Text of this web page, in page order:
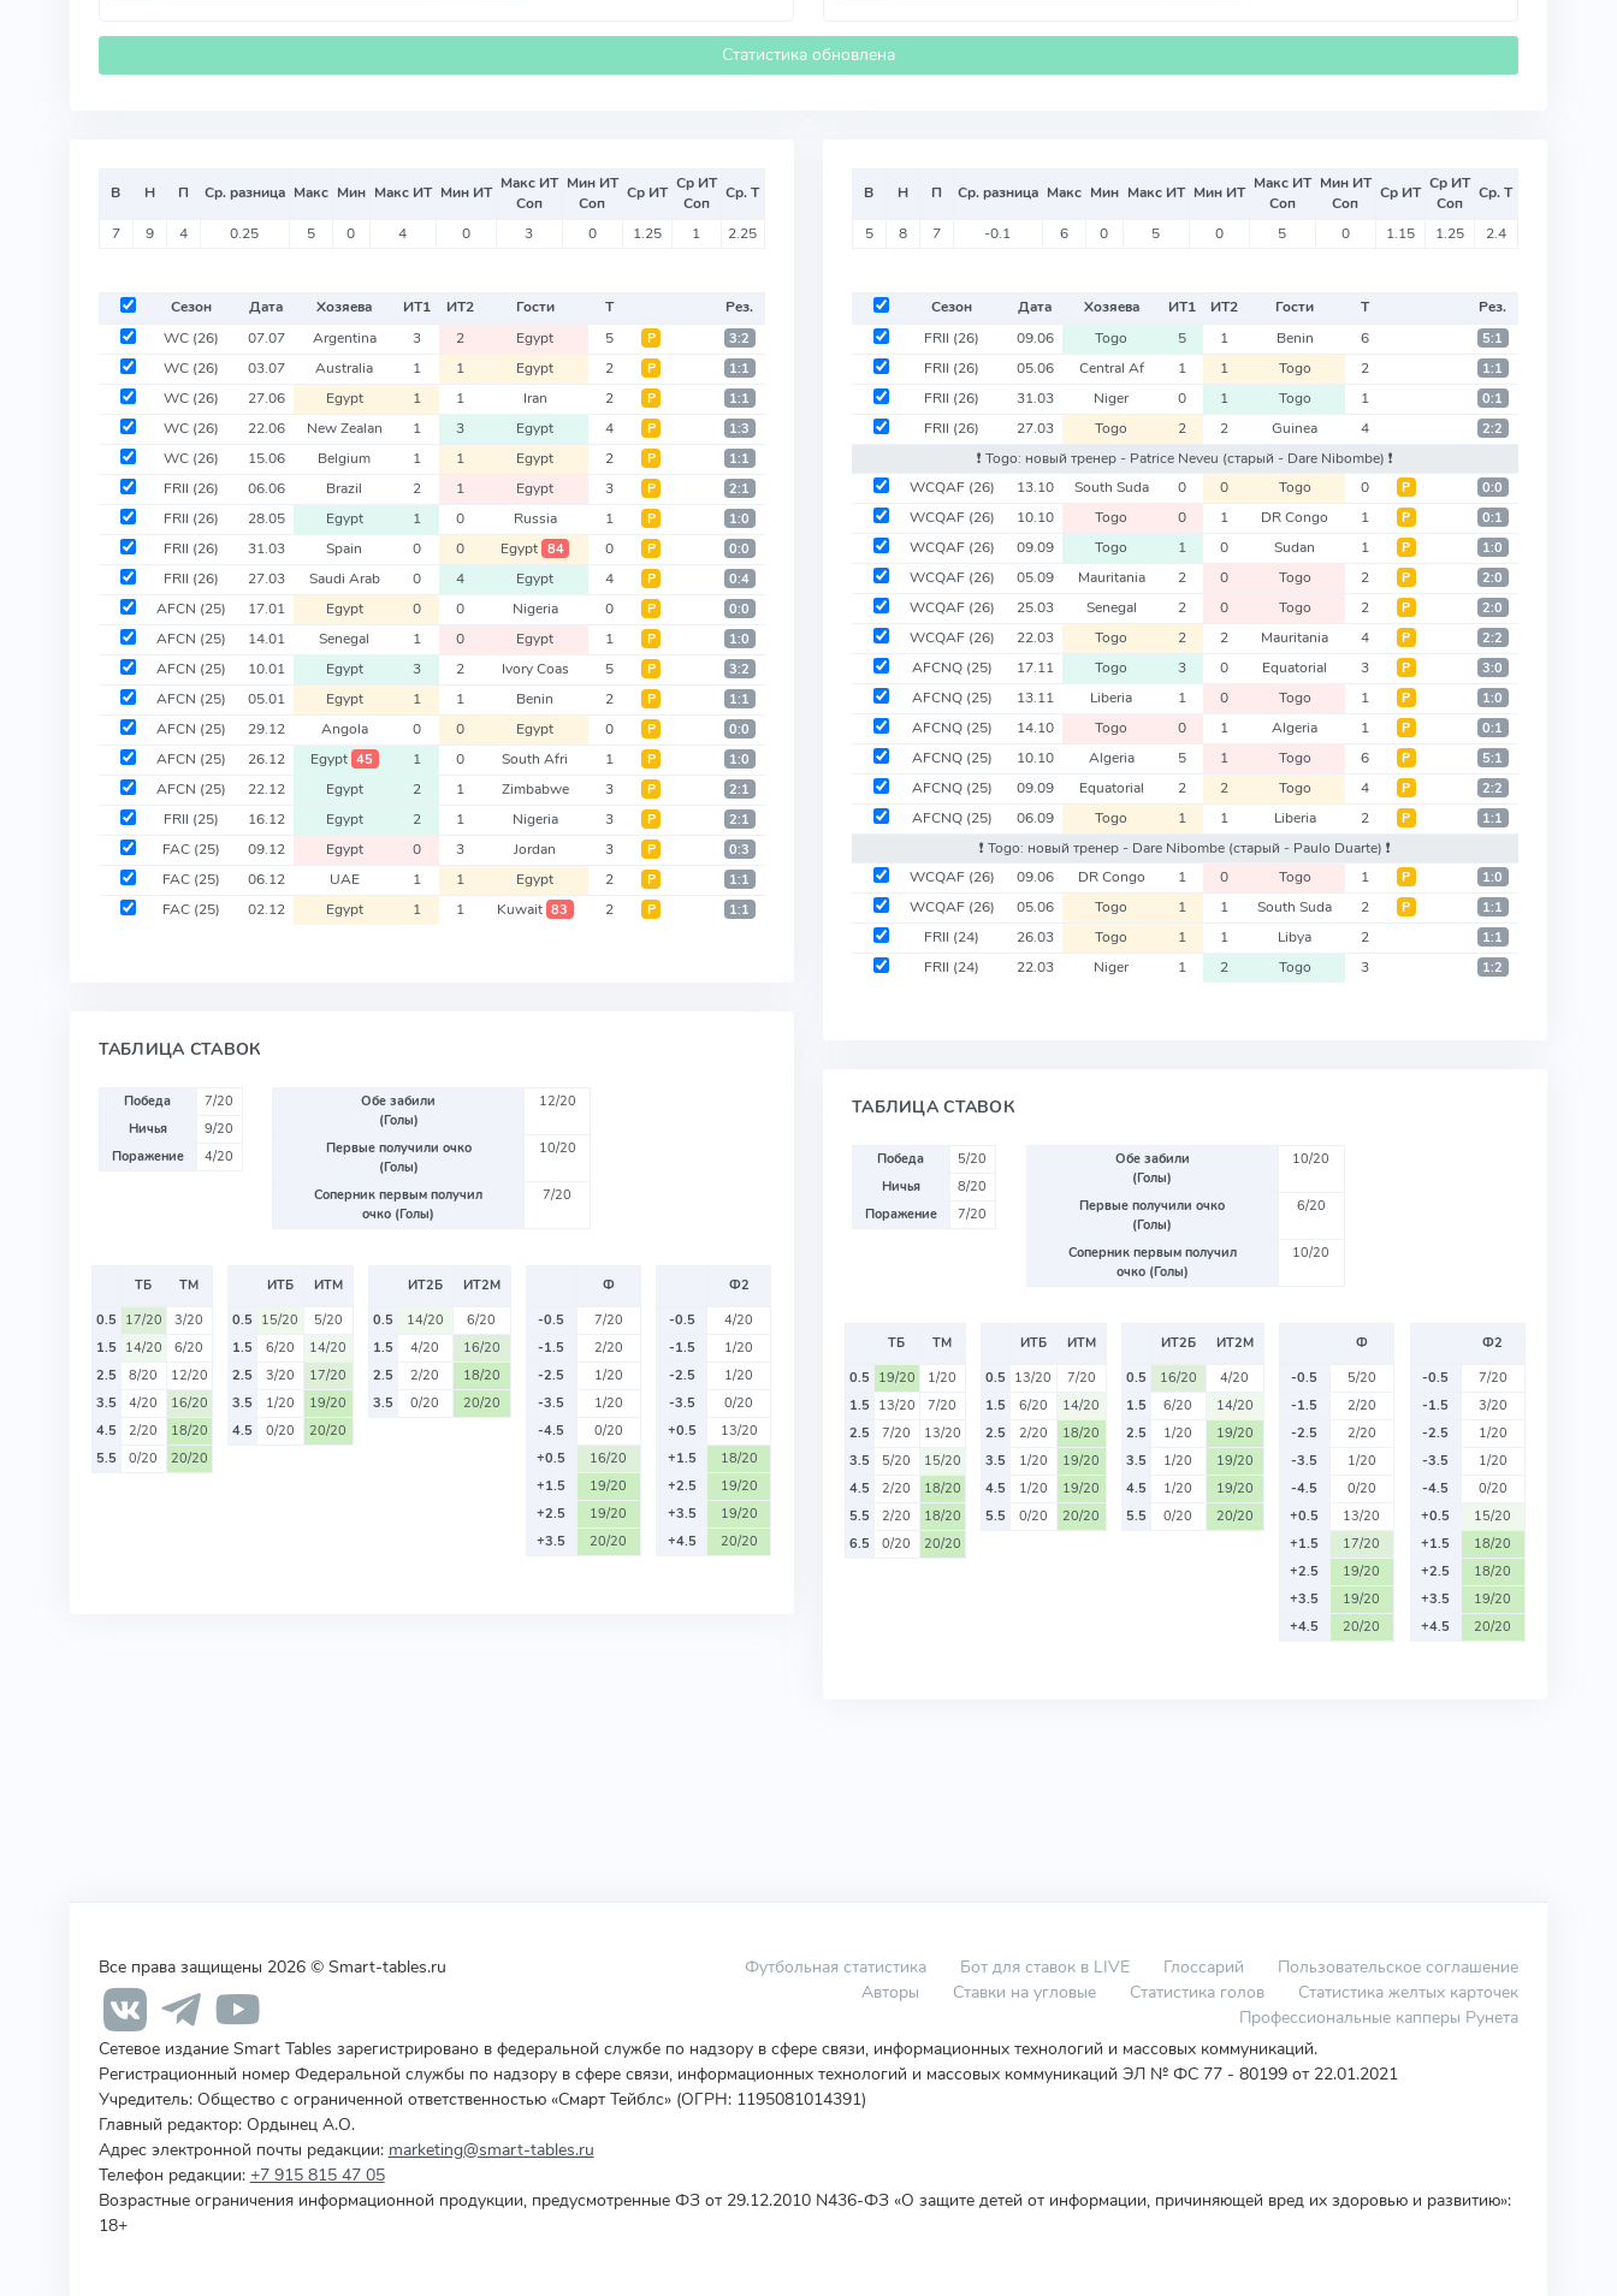
Статистика обновлена
В Н П Ср. разница Макс Мин Макс ИТ Мин ИТ Макс ИТ
Соп
Мин ИТ
Соп
Ср ИТ Ср ИТ
Соп
Ср. Т
7 9 4 0.25 5 0 4 0 3 0 1.25 1 2.25
Сезон Дата Хозяева ИТ1 ИТ2 Гости Т
Рез.
WC (26) 07.07 Argentina 3 2 Egypt 5 Р 3:2
WC (26) 03.07 Australia 1 1 Egypt 2 Р 1:1
WC (26) 27.06 Egypt 1 1 Iran 2 Р 1:1
WC (26) 22.06 New Zealan 1 3 Egypt 4 Р 1:3
WC (26) 15.06 Belgium 1 1 Egypt 2 Р 1:1
FRII (26) 06.06 Brazil 2 1 Egypt 3 Р 2:1
FRII (26) 28.05 Egypt 1 0 Russia 1 Р 1:0
FRII (26) 31.03 Spain 0 0 Egypt 84 0 Р 0:0
FRII (26) 27.03 Saudi Arab 0 4 Egypt 4 Р 0:4
AFCN (25) 17.01 Egypt 0 0 Nigeria 0 Р 0:0
AFCN (25) 14.01 Senegal 1 0 Egypt 1 Р 1:0
AFCN (25) 10.01 Egypt 3 2 Ivory Coas 5 Р 3:2
AFCN (25) 05.01 Egypt 1 1 Benin 2 Р 1:1
AFCN (25) 29.12 Angola 0 0 Egypt 0 Р 0:0
AFCN (25) 26.12 Egypt 45 1 0 South Afri 1 Р 1:0
AFCN (25) 22.12 Egypt 2 1 Zimbabwe 3 Р 2:1
FRII (25) 16.12 Egypt 2 1 Nigeria 3 Р 2:1
FAC (25) 09.12 Egypt 0 3 Jordan 3 Р 0:3
FAC (25) 06.12 UAE 1 1 Egypt 2 Р 1:1
FAC (25) 02.12 Egypt 1 1 Kuwait 83 2 Р 1:1
ТАБЛИЦА СТАВОК
Победа
7/20
Ничья
9/20
Поражение
4/20
Обе забили
(Голы)
12/20
Первые получили очко
(Голы)
10/20
Соперник первым получил
очко (Голы)
7/20
ТБ
ТМ
0.5 17/20
3/20
1.5 14/20
6/20
2.5
8/20
12/20
3.5
4/20
16/20
4.5
2/20
18/20
5.5
0/20 20/20
ИТБ
ИТМ
0.5 15/20
5/20
1.5
6/20
14/20
2.5
3/20
17/20
3.5
1/20
19/20
4.5
0/20 20/20
ИТ2Б
ИТ2М
0.5
14/20
6/20
1.5
4/20
16/20
2.5
2/20
18/20
3.5
0/20 20/20
Ф
-0.5
7/20
-1.5
2/20
-2.5
1/20
-3.5
1/20
-4.5
0/20
+0.5
16/20
+1.5
19/20
+2.5
19/20
+3.5
20/20
Ф2
-0.5
4/20
-1.5
1/20
-2.5
1/20
-3.5
0/20
+0.5
13/20
+1.5
18/20
+2.5
19/20
+3.5
19/20
+4.5
20/20
В Н П Ср. разница Макс Мин Макс ИТ Мин ИТ Макс ИТ
Соп
Мин ИТ
Соп
Ср ИТ Ср ИТ
Соп
Ср. Т
5 8 7 -0.1 6 0 5 0 5 0 1.15 1.25 2.4
Сезон Дата Хозяева ИТ1 ИТ2 Гости Т
Рез.
FRII (26) 09.06 Togo 5 1 Benin 6 5:1
FRII (26) 05.06 Central Af 1 1 Togo 2 1:1
FRII (26) 31.03 Niger 0 1 Togo 1 0:1
FRII (26) 27.03 Togo 2 2 Guinea 4 2:2
❗️ Togo: новый тренер - Patrice Neveu (старый - Dare Nibombe) ❗️
WCQAF (26) 13.10 South Suda 0 0 Togo 0 Р 0:0
WCQAF (26) 10.10 Togo 0 1 DR Congo 1 Р 0:1
WCQAF (26) 09.09 Togo 1 0 Sudan 1 Р 1:0
WCQAF (26) 05.09 Mauritania 2 0 Togo 2 Р 2:0
WCQAF (26) 25.03 Senegal 2 0 Togo 2 Р 2:0
WCQAF (26) 22.03 Togo 2 2 Mauritania 4 Р 2:2
AFCNQ (25) 17.11 Togo 3 0 Equatorial 3 Р 3:0
AFCNQ (25) 13.11 Liberia 1 0 Togo 1 Р 1:0
AFCNQ (25) 14.10 Togo 0 1 Algeria 1 Р 0:1
AFCNQ (25) 10.10 Algeria 5 1 Togo 6 Р 5:1
AFCNQ (25) 09.09 Equatorial 2 2 Togo 4 Р 2:2
AFCNQ (25) 06.09 Togo 1 1 Liberia 2 Р 1:1
❗️ Togo: новый тренер - Dare Nibombe (старый - Paulo Duarte) ❗️
WCQAF (26) 09.06 DR Congo 1 0 Togo 1 Р 1:0
WCQAF (26) 05.06 Togo 1 1 South Suda 2 Р 1:1
FRII (24) 26.03 Togo 1 1 Libya 2 1:1
FRII (24) 22.03 Niger 1 2 Togo 3 1:2
ТАБЛИЦА СТАВОК
Победа
5/20
Ничья
8/20
Поражение
7/20
Обе забили
(Голы)
10/20
Первые получили очко
(Голы)
6/20
Соперник первым получил
очко (Голы)
10/20
ТБ
ТМ
0.5 19/20
1/20
1.5 13/20
7/20
2.5
7/20
13/20
3.5
5/20
15/20
4.5
2/20
18/20
5.5
2/20
18/20
6.5
0/20 20/20
ИТБ
ИТМ
0.5 13/20
7/20
1.5
6/20
14/20
2.5
2/20
18/20
3.5
1/20
19/20
4.5
1/20
19/20
5.5
0/20 20/20
ИТ2Б
ИТ2М
0.5
16/20
4/20
1.5
6/20
14/20
2.5
1/20
19/20
3.5
1/20
19/20
4.5
1/20
19/20
5.5
0/20 20/20
Ф
-0.5
5/20
-1.5
2/20
-2.5
2/20
-3.5
1/20
-4.5
0/20
+0.5
13/20
+1.5
17/20
+2.5
19/20
+3.5
19/20
+4.5
20/20
Ф2
-0.5
7/20
-1.5
3/20
-2.5
1/20
-3.5
1/20
-4.5
0/20
+0.5
15/20
+1.5
18/20
+2.5
18/20
+3.5
19/20
+4.5
20/20
Все права защищены 2026 © Smart-tables.ru Футбольная статистика Бот для ставок в LIVE Глоссарий
Пользовательское соглашение
Авторы
Ставки на угловые Статистика голов
Статистика желтых карточек
Профессиональные капперы Рунета
Сетевое издание Smart Tables зарегистрировано в федеральной службе по надзору в сфере связи, информационных технологий и массовых коммуникаций.
Регистрационный номер Федеральной службы по надзору в сфере связи, информационных технологий и массовых коммуникаций ЭЛ № ФС 77 - 80199 от 22.01.2021
Учредитель: Общество с ограниченной ответственностью «Смарт Тейблс» (ОГРН: 1195081014391)
Главный редактор: Ордынец А.О.
Адрес электронной почты редакции: marketing@smart-tables.ru
Телефон редакции: +7 915 815 47 05
Возрастные ограничения информационной продукции, предусмотренные ФЗ от 29.12.2010 N436-ФЗ «О защите детей от информации, причиняющей вред их здоровью и развитию»:
18+